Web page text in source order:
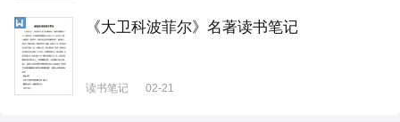
《大卫科波菲尔》名著读书笔记
读书笔记 02-21